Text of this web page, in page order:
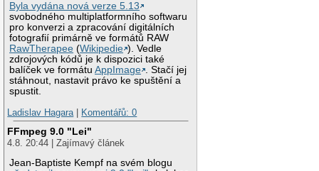
Byla vydána nová verze 5.13
svobodného multiplatformního softwaru
pro konverzi a zpracování digitálních
fotografií primárně ve formátů RAW
RawTherapee (Wikipedie ). Vedle
zdrojových kódů je k dispozici také
balíček ve formátuAppImage . Stačí jej
stáhnout, nastavit právo ke spuštění a
spustit.
Ladislav Hagara| Komentářů: 0
FFmpeg 9.0 "Lei"
4.8. 20:44 | Zajímavý článek
Jean-Baptiste Kempf na svém blogu